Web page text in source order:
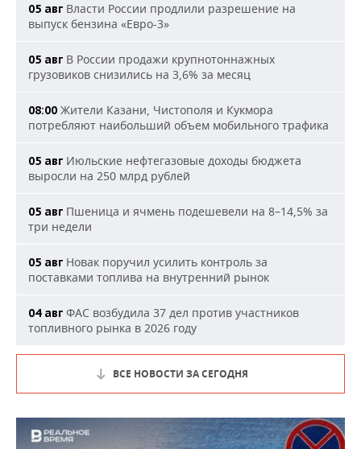
05 авг Власти России продлили разрешение на
выпуск бензина «Евро-3»
05 авг В России продажи крупнотоннажных
грузовиков снизились на 3,6% за месяц
08:00 Жители Казани, Чистополя и Кукмора
потребляют наибольший объем мобильного трафика
05 авг Июльские нефтегазовые доходы бюджета
выросли на 250 млрд рублей
05 авг Пшеница и ячмень подешевели на 8–14,5% за
три недели
05 авг Новак поручил усилить контроль за
поставками топлива на внутренний рынок
04 авг ФАС возбудила 37 дел против участников
топливного рынка в 2026 году
ВСЕ НОВОСТИ ЗА СЕГОДНЯ